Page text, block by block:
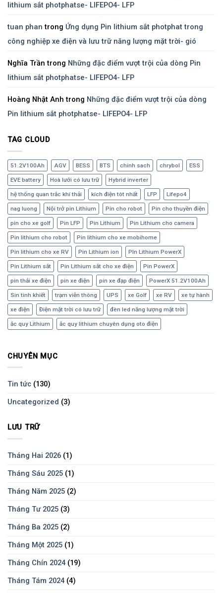
lithium sắt photphatse- LIFEPO4- LFP
tuan phan trong Ứng dụng Pin lithium sắt photphat trong
công nghiệp xe điện và lưu trữ năng lượng mặt trời- gió
Nghĩa Trần trong Những đặc điểm vượt trội của dòng Pin
lithium sắt photphatse- LIFEPO4- LFP
Hoàng Nhật Anh trong Những đặc điểm vượt trội của dòng
Pin lithium sắt photphatse- LIFEPO4- LFP
TAG CLOUD
51.2V100Ah AGV BESS BTS chinh sach chrybol ESS
EVE battery Hoà lưới có lưu trữ Hybrid inverter
hệ thống quan trắc khí thải kích điện tôt nhất LFP Lifepo4
nag luong Nội trở pin Lithium Pin cho robot Pin cho thuyền điện
pin cho xe golf Pin LFP Pin Lithium Pin Lithium cho camera
Pin lithium cho robot Pin lithium cho xe mobihome
Pin lithium cho xe RV Pin Lithium ion PIn Lithium PowerX
Pin Lithium sắt Pin Lithium sắt cho xe điện Pin PowerX
pin thải xe điện pin xe điện pin xe đạp điện PowerX 51.2V100Ah
Sin tinh khiết trạm viễn thông UPS xe Golf xe RV xe tự hành
xe điện Điện mặt trời có lưu trữ đèn led năng lượng mặt trời
ắc quy Lithium ắc quy lithium chuyên dụng oto điện
CHUYÊN MỤC
Tin tức (130)
Uncategorized (3)
LƯU TRỮ
Tháng Hai 2026 (1)
Tháng Sáu 2025 (1)
Tháng Năm 2025 (2)
Tháng Tư 2025 (3)
Tháng Ba 2025 (2)
Tháng Một 2025 (1)
Tháng Chín 2024 (19)
Tháng Tám 2024 (4)